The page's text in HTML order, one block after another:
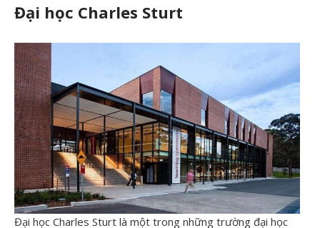
Đại học Charles Sturt
Đại học Charles Sturt là một trong những trường đại học